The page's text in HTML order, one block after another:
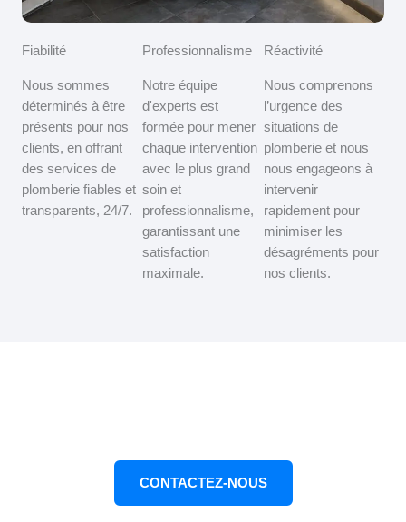
Fiabilité
Nous sommes
déterminés à être
présents pour nos
clients, en offrant
des services de
plomberie fiables et
transparents, 24/7.
Professionnalisme
Notre équipe
d'experts est
formée pour mener
chaque intervention
avec le plus grand
soin et
professionnalisme,
garantissant une
satisfaction
maximale.
Réactivité
Nous comprenons
l’urgence des
situations de
plomberie et nous
nous engageons à
intervenir
rapidement pour
minimiser les
désagréments pour
nos clients.
CONTACTEZ-NOUS